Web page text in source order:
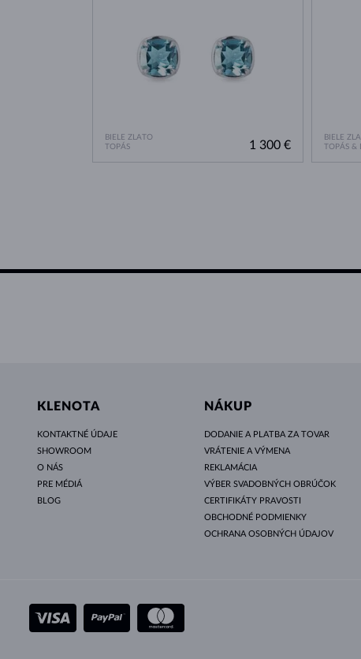
BIELE ZLATO
TOPÁS
1 300 €
BIELE
TOPÁS &
KLENOTA
KONTAKTNÉ ÚDAJE
SHOWROOM
O NÁS
PRE MÉDIÁ
BLOG
NÁKUP
DODANIE A PLATBA ZA TOVAR
VRÁTENIE A VÝMENA
REKLAMÁCIA
VÝBER SVADOBNÝCH OBRÚČOK
CERTIFIKÁTY PRAVOSTI
OBCHODNÉ PODMIENKY
OCHRANA OSOBNÝCH ÚDAJOV